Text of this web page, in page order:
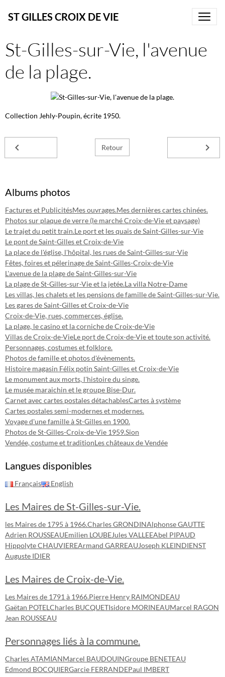
ST GILLES CROIX DE VIE
St-Gilles-sur-Vie, l'avenue
de la plage.
Collection Jehly-Poupin, écrite 1950.
Retour
Albums photos
Factures et PublicitésMes ouvrages.Mes dernières cartes chinées.
Photos sur plaque de verre (le marché Croix-de-Vie et paysage)
Le trajet du petit train.Le port et les quais de Saint-Gilles-sur-Vie
Le pont de Saint-Gilles et Croix-de-Vie
La place de l'église, l'hôpital, les rues de Saint-Gilles-sur-Vie
Fêtes, foires et pélerinage de Saint-Gilles-Croix-de-Vie
L'avenue de la plage de Saint-Gilles-sur-Vie
La plage de St-Gilles-sur-Vie et la jetée.La villa Notre-Dame
Les villas, les chalets et les pensions de famille de Saint-Gilles-sur-Vie.
Les gares de Saint-Gilles et Croix-de-Vie
Croix-de-Vie, rues, commerces, église.
La plage, le casino et la corniche de Croix-de-Vie
Villas de Croix-de-VieLe port de Croix-de-Vie et toute son activité.
Personnages, costumes et folklore.
Photos de famille et photos d'évènements.
Histoire magasin Félix potin Saint-Gilles et Croix-de-Vie
Le monument aux morts, l'histoire du singe.
Le musée maraichin et le groupe Bise-Dur.
Carnet avec cartes postales détachablesCartes à système
Cartes postales semi-modernes et modernes.
Voyage d'une famille à St-Gilles en 1900.
Photos de St-Gilles-Croix-de-Vie 1959.Sion
Vendée, costume et traditionLes châteaux de Vendée
Langues disponibles
Français English
Les Maires de St-Gilles-sur-Vie.
les Maires de 1795 à 1966.Charles GRONDINAlphonse GAUTTE
Adrien ROUSSEAUEmilien LOUBEJules VALLEEAbel PIPAUD
Hippolyte CHAUVIEREArmand GARREAUJoseph KLEINDIENST
Auguste IDIER
Les Maires de Croix-de-Vie.
Les Maires de 1791 à 1966.Pierre Henry RAIMONDEAU
Gaëtan POTEL Charles BUCQUETIsidore MORINEAUMarcel RAGON
Jean ROUSSEAU
Personnages liés à la commune.
Charles ATAMIANMarcel BAUDOUINGroupe BENETEAU
Edmond BOCQUIERGarcie FERRANDEPaul IMBERT